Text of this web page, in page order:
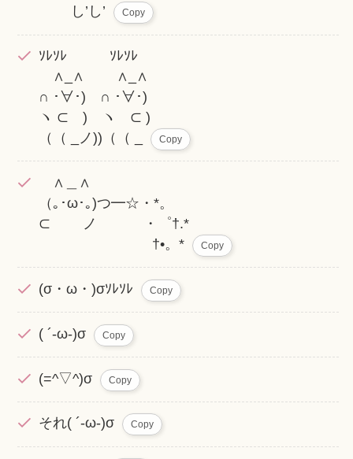
し’し’
Copy
ｿﾚｿﾚ ｿﾚｿﾚ
∧_∧ ∧_∧
∩ ･∀･) ∩ ･∀･)
ヽ ⊂ ) ヽ ⊂ )
（（ _ノ))（（ _
Copy
∧＿∧
（｡･ω･｡)つ━☆・*。
⊂ ノ ・゜†.*
†•。*
Copy
(σ・ω・)σｿﾚｿﾚ Copy
( ´-ω-)σ Copy
(=^▽^)σ Copy
それ( ´-ω-)σ Copy